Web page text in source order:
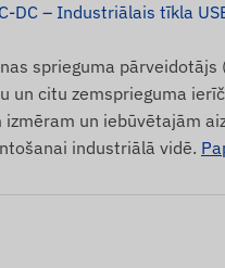
DC – Industriālais tīkla
sprieguma
un citu zemsprieguma
un iebūvētajām
industriālā vidē.